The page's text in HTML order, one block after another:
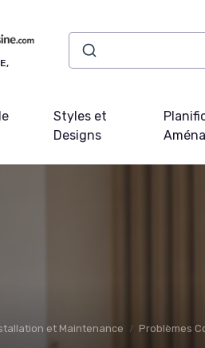
Styles et
Designs
et Maintenance Problèmes